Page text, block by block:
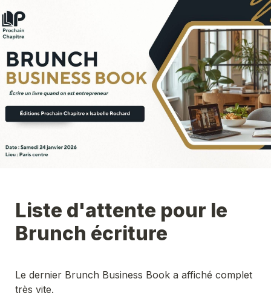
Liste d'attente pour le
Brunch écriture
Le dernier Brunch Business Book a affiché complet
très vite.